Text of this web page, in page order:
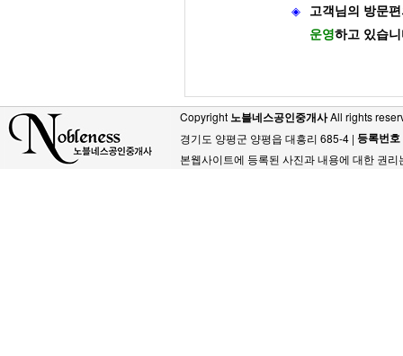
◈
고객님의 방문
운영하고 있습
Copyright 노블네스공인중개사All rights
경기도 양평군 양평읍 대흥리 685-4 | 등록번호
본웹사이트에 등록된 사진과 내용에 대한 권